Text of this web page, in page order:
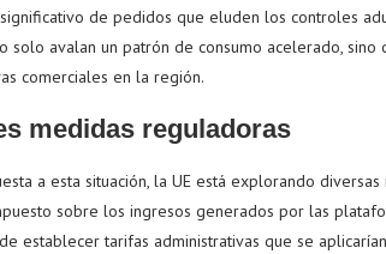
de pedidos que eluden los controles
solo avalan un patrón de consumo acelerado,
comerciales en la región.
medidas reguladoras
a esta situación, la UE está explorando
sobre los ingresos generados por las
establecer tarifas administrativas que se